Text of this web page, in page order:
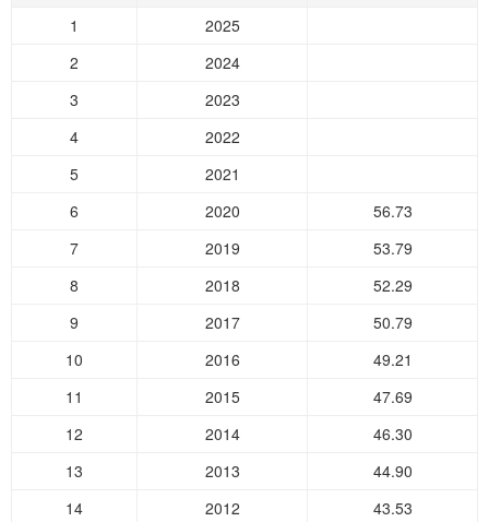
1
2025
2
2024
3
2023
4
2022
5
2021
6
2020
56.73
7
2019
53.79
8
2018
52.29
9
2017
50.79
10
2016
49.21
11
2015
47.69
12
2014
46.30
13
2013
44.90
14
2012
43.53